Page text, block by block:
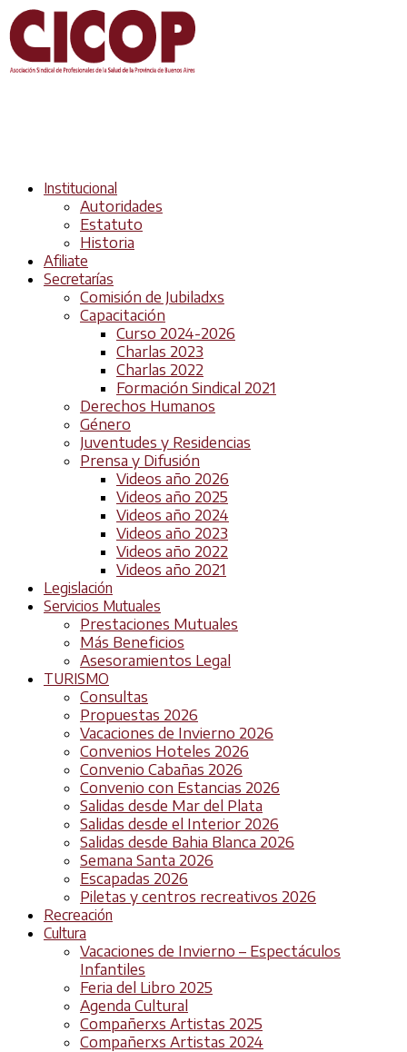
Institucional
Autoridades
Estatuto
Historia
Afiliate
Secretarías
Comisión de Jubiladxs
Capacitación
Curso 2024-2026
Charlas 2023
Charlas 2022
Formación Sindical 2021
Derechos Humanos
Género
Juventudes y Residencias
Prensa y Difusión
Videos año 2026
Videos año 2025
Videos año 2024
Videos año 2023
Videos año 2022
Videos año 2021
Legislación
Servicios Mutuales
Prestaciones Mutuales
Más Beneficios
Asesoramientos Legal
TURISMO
Consultas
Propuestas 2026
Vacaciones de Invierno 2026
Convenios Hoteles 2026
Convenio Cabañas 2026
Convenio con Estancias 2026
Salidas desde Mar del Plata
Salidas desde el Interior 2026
Salidas desde Bahia Blanca 2026
Semana Santa 2026
Escapadas 2026
Piletas y centros recreativos 2026
Recreación
Cultura
Vacaciones de Invierno – Espectáculos
Infantiles
Feria del Libro 2025
Agenda Cultural
Compañerxs Artistas 2025
Compañerxs Artistas 2024